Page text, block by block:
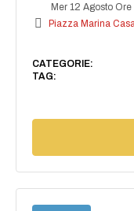
Mer 12 Agosto
Piazza Marina
CATEGORIE:
TAG: